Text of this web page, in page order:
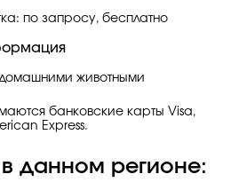
по запросу, бесплатно
животными
банковские карты Visa,
Express.
данном регионе: